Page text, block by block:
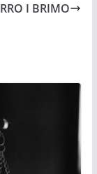
I BRIMO